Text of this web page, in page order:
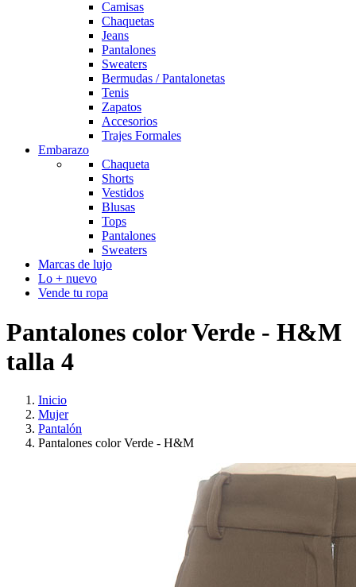
Camisas
Chaquetas
Jeans
Pantalones
Sweaters
Bermudas / Pantalonetas
Tenis
Zapatos
Accesorios
Trajes Formales
Embarazo
Chaqueta
Shorts
Vestidos
Blusas
Tops
Pantalones
Sweaters
Marcas de lujo
Lo + nuevo
Vende tu ropa
Pantalones color Verde - H&M
talla 4
Inicio
Mujer
Pantalón
Pantalones color Verde - H&M